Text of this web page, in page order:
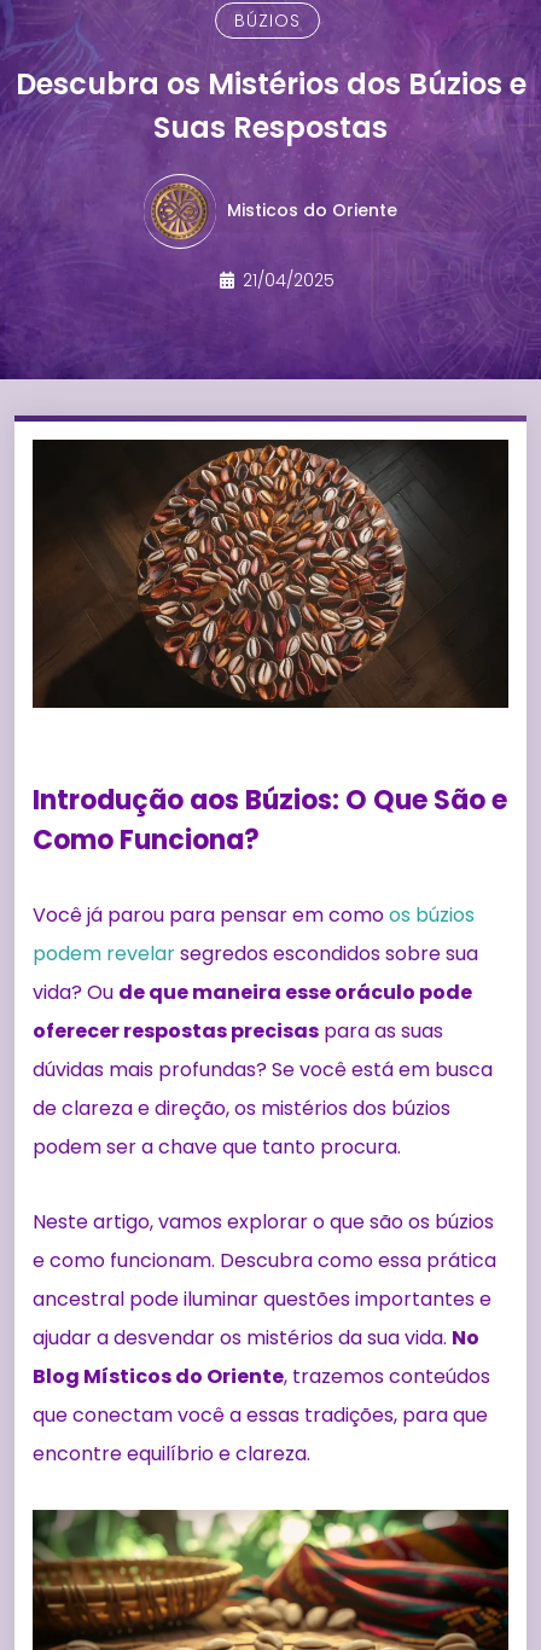
BÚZIOS
Descubra os Mistérios dos Búzios e
Suas Respostas
Misticos do Oriente
21/04/2025
Introdução aos Búzios: O Que São e
Como Funciona?
Você já parou para pensar em comoos búzios
podem revelarsegredos escondidos sobre sua
vida? Ou de que maneira esse oráculo pode
oferecer respostas precisas para as suas
dúvidas mais profundas? Se você está em busca
de clareza e direção, os mistérios dos búzios
podem ser a chave que tanto procura.
Neste artigo, vamos explorar o que são os búzios
e como funcionam. Descubra como essa prática
ancestral pode iluminar questões importantes e
ajudar a desvendar os mistérios da sua vida. No
Blog Místicos do Oriente, trazemos conteúdos
que conectam você a essas tradições, para que
encontre equilíbrio e clareza.